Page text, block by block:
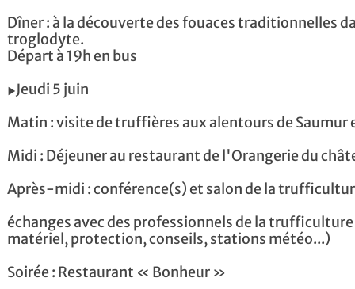
Dîner : à la découverte des fouaces traditionnelles
troglodyte.
Départ à 19h en bus
▶️Jeudi 5 juin
Matin : visite de truffières aux alentours de Saumur
Midi : Déjeuner au restaurant de l'Orangerie du
Après-midi : conférence(s) et salon de la
échanges avec des professionnels de la
matériel, protection, conseils, stations météo...)
Soirée : Restaurant « Bonheur »